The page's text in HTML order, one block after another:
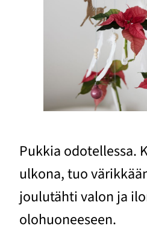
Pukkia odotellessa.
ulkona, tuo
joulutähti valon ja
olohuoneeseen.